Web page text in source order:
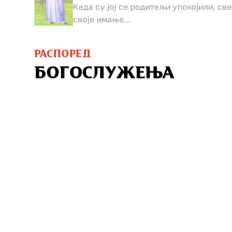
Када су јој се родитељи упокојили, све
своје имање...
РАСПОРЕД
БОГОСЛУЖЕЊА